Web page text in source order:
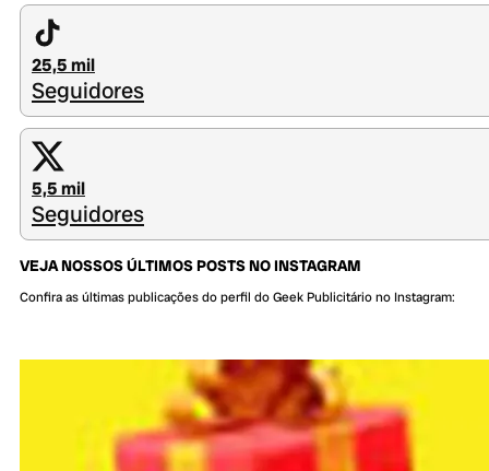
25,5 mil
Seguidores
5,5 mil
Seguidores
VEJA NOSSOS ÚLTIMOS POSTS NO INSTAGRAM
Confira as últimas publicações do perfil do Geek Publicitário no Instagram: